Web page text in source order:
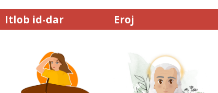
Itlob id-dar Eroj